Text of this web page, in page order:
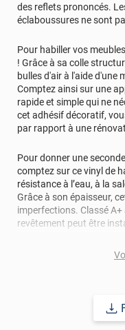
des reflets prononcés.
éclaboussures ne sont
Pour habiller vos
! Grâce à sa colle
bulles d'air à l'aide d'une
Comptez ainsi sur une
rapide et simple qui ne
cet adhésif décoratif,
par rapport à une
Pour donner une
comptez sur ce vinyl de
résistance à l’eau, à la
Grâce à son épaisseur,
imperfections. Classé A+
revêtement peut être
: 10 ans en
véritable, nous vous
d'échantillons gratuite.